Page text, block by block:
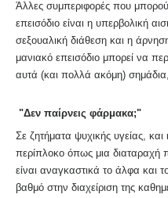
Άλλες συμπεριφορές που
επεισόδιο είναι η υπερβολική
σεξουαλική διάθεση και η
μανιακό επεισόδιο μπορεί να
αυτά (και πολλά ακόμη) σημάδια,
"Δεν παίρνεις φάρμακα;"
Σε ζητήματα ψυχικής υγείας,
περίπλοκο όπως μια διαταραχή
είναι αναγκαστικά το άλφα και
βαθμό στην διαχείριση της